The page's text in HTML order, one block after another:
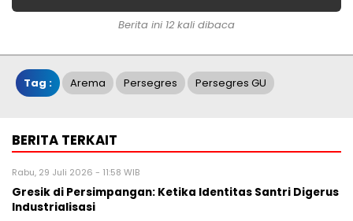
Berita ini 12 kali dibaca
Tag : Arema Persegres Persegres GU
BERITA TERKAIT
Rabu, 29 Juli 2026 - 11:58 WIB
Gresik di Persimpangan: Ketika Identitas Santri Digerus
Industrialisasi